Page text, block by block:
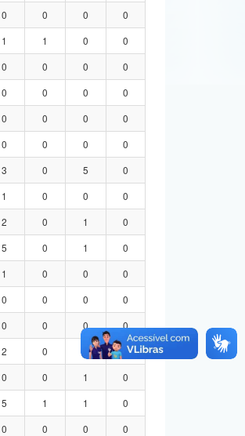
0 0 0
0
1 1 0
0
0 0 0
0
0 0 0
0
0 0 0
0
0 0 0
0
3 0 5
0
1 0 0
0
2 0 1
0
5 0 1
0
1 0 0
0
0 0 0
0
0 0 0
0
2 0
0
0 0 1
0
5 1 1
0
0 0 0
0